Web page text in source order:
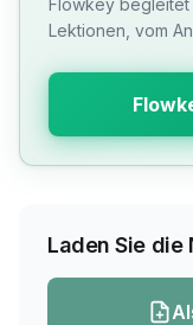
Flowkey begleitet
Lektionen, vom
Laden Sie die